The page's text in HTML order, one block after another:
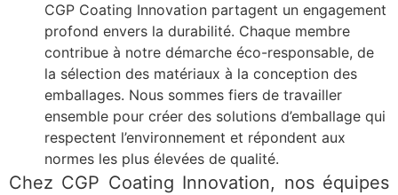
CGP Coating Innovation partagent un engagement
profond envers la durabilité. Chaque membre
contribue à notre démarche éco-responsable, de
la sélection des matériaux à la conception des
emballages. Nous sommes fiers de travailler
ensemble pour créer des solutions d’emballage qui
respectent l’environnement et répondent aux
normes les plus élevées de qualité.
Chez CGP Coating Innovation, nos équipes